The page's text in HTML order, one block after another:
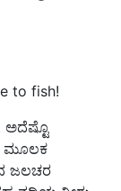
to fish!
ಮೂಲಕ
ಜಲಚರ